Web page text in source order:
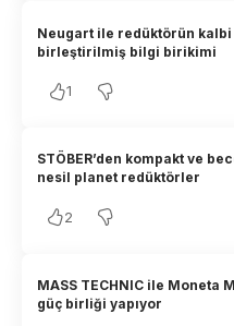
Neugart ile redüktörün kalbi
birleştirilmiş bilgi birikimi
1
STÖBER’den kompakt ve
nesil planet redüktörler
2
MASS TECHNIC ile Moneta
güç birliği yapıyor